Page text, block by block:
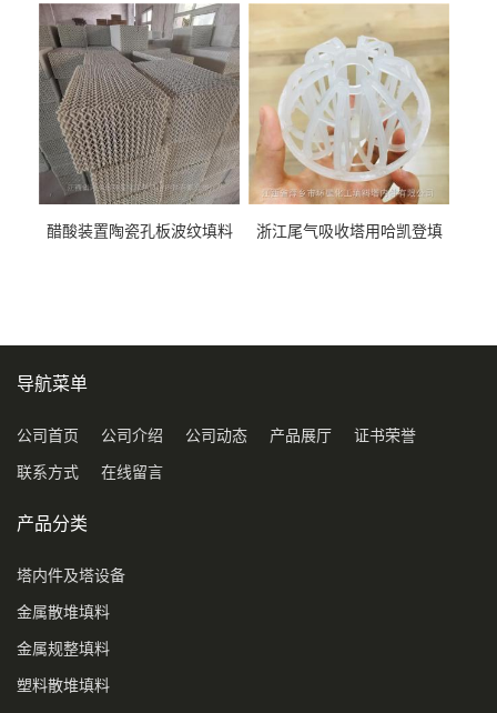
料
醋酸装置陶瓷孔板波纹填料
浙江尾气吸收塔用哈凯登填
导航菜单
公司首页 公司介绍 公司动态 产品展厅 证书荣誉
联系方式 在线留言
产品分类
塔内件及塔设备
金属散堆填料
金属规整填料
塑料散堆填料